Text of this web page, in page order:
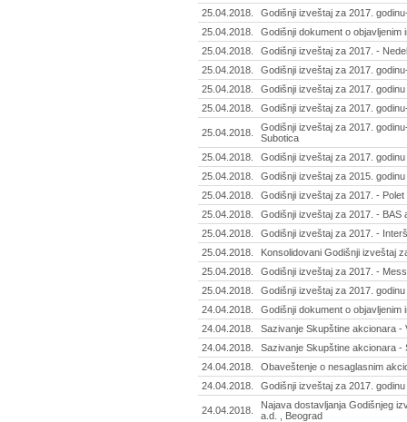
25.04.2018.
Godišnji izveštaj za 2017.
25.04.2018.
Godišnji dokument o
25.04.2018.
Godišnji izveštaj za 2017. -
25.04.2018.
Godišnji izveštaj za 2017.
25.04.2018.
Godišnji izveštaj za 2017.
25.04.2018.
Godišnji izveštaj za 2017.
25.04.2018.
Godišnji izveštaj za 2017.
Subotica
25.04.2018.
Godišnji izveštaj za 2017.
25.04.2018.
Godišnji izveštaj za 2015.
25.04.2018.
Godišnji izveštaj za 2017. -
25.04.2018.
Godišnji izveštaj za 2017. - BAS
25.04.2018.
Godišnji izveštaj za 2017. -
25.04.2018.
Konsolidovani Godišnji izveštaj
25.04.2018.
Godišnji izveštaj za 2017. -
25.04.2018.
Godišnji izveštaj za 2017.
24.04.2018.
Godišnji dokument o objavljenim
24.04.2018.
Sazivanje Skupštine akcionara -
24.04.2018.
Sazivanje Skupštine akcionara -
24.04.2018.
Obaveštenje o nesaglasnim
24.04.2018.
Godišnji izveštaj za 2017.
24.04.2018.
Najava dostavljanja Godišnjeg
a.d. , Beograd